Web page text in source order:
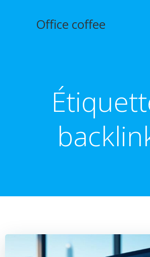
Office coffee